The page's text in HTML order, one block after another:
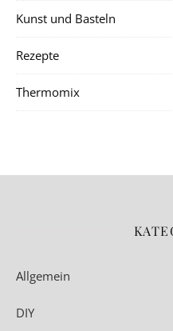
Kunst und Basteln
Rezepte
Thermomix
Allgemein
DIY